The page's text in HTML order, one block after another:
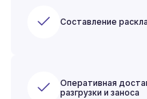
Составление
Оперативная
разгрузки и заноса